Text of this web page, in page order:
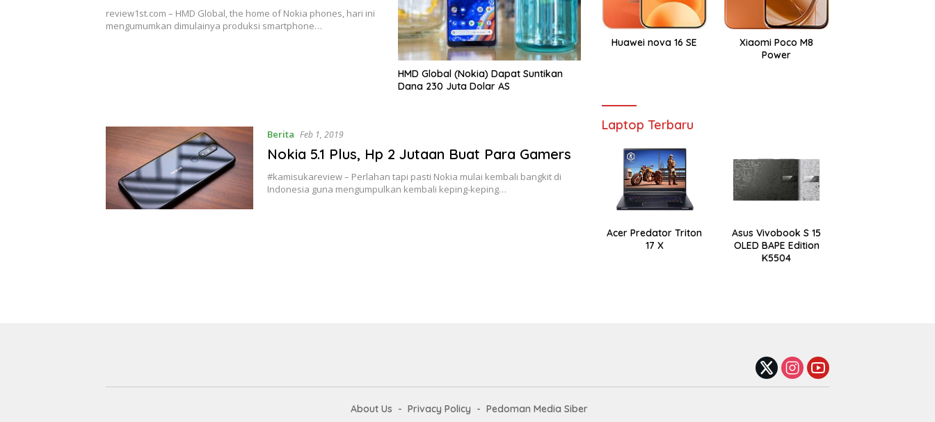
review1st.com – HMD Global, the home of Nokia phones, hari ini
mengumumkan dimulainya produksi smartphone…
HMD Global (Nokia) Dapat Suntikan
Dana 230 Juta Dolar AS
Berita Feb 1, 2019
Nokia 5.1 Plus, Hp 2 Jutaan Buat Para Gamers
#kamisukareview – Perlahan tapi pasti Nokia mulai kembali bangkit di
Indonesia guna mengumpulkan kembali keping-keping…
Huawei nova 16 SE
Xiaomi Poco M8
Power
Laptop Terbaru
Acer Predator Triton
17 X
Asus Vivobook S 15
OLED BAPE Edition
K5504
About Us Privacy Policy
Pedoman Media Siber